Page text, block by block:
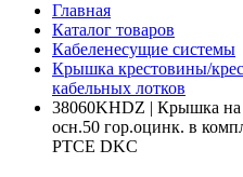
Главная
Каталог товаров
Кабеленесущие системы
Крышка крестовины/
кабельных лотков
38060KHDZ | Крышка на
осн.50 гор.оцинк. в
PTCE DKC